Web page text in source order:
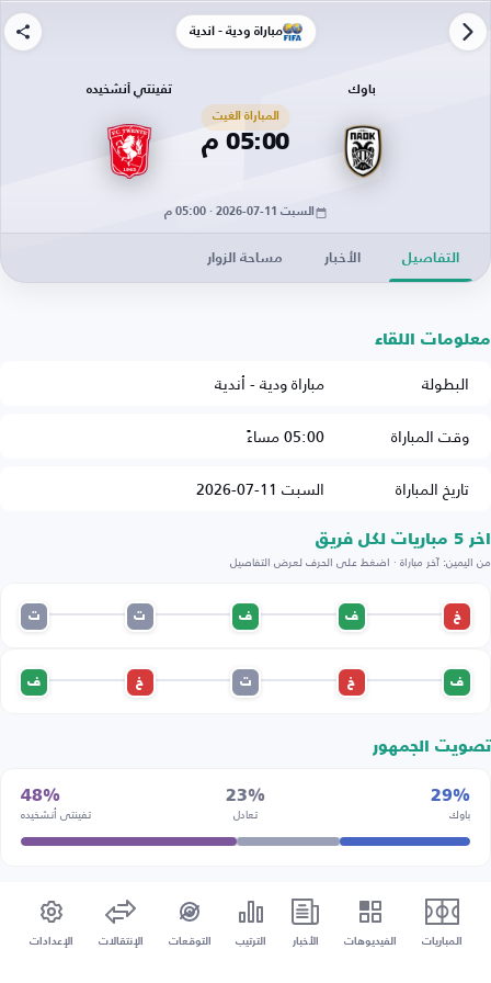
مباراة ودية - أندية
باوك
المباراة الغيت
05:00 م
تفينتي أنشخيده
السبت 11-07-2026 · 05:00 م
التفاصيل الأخبار مساحة الزوار
معلومات اللقاء
البطولة
مباراة ودية - أندية
وقت المباراة
05:00 مساءً
تاريخ المباراة
السبت 11-07-2026
اخر 5 مباريات لكل فريق
من اليمين: آخر مباراة · اضغط على الحرف لعرض التفاصيل
خ ف ف ت ت
ف خ ت خ ف
تصويت الجمهور
29%
باوك
23%
تعادل
48%
تفينتي أنشخيده
المباريات الفيديوهات الأخبار الترتيب التوقعات الإنتقالات الإعدادات